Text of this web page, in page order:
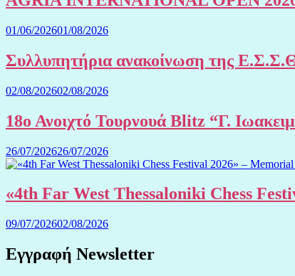
01/06/202601/08/2026
Συλλυπητήρια ανακοίνωση της
02/08/202602/08/2026
18ο Ανοιχτό Τουρνουά Blitz “Γ.
26/07/202626/07/2026
«4th Far West Thessaloniki Chess
09/07/202602/08/2026
Εγγραφή Newsletter